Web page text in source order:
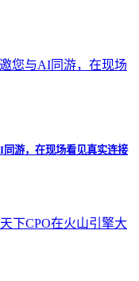
游，在现场看见真实连接